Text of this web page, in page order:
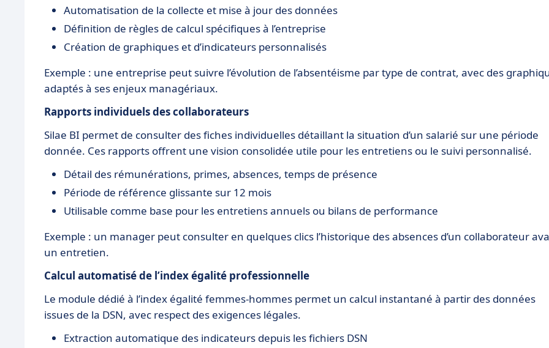
Automatisation de la collecte et mise à jour des données
Définition de règles de calcul spécifiques à l’entreprise
Création de graphiques et d’indicateurs personnalisés
Exemple : une entreprise peut suivre l’évolution de l’absentéisme par type de contrat, avec des
adaptés à ses enjeux managériaux.
Rapports individuels des collaborateurs
Silae BI permet de consulter des fiches individuelles détaillant la situation d’un salarié sur une période
donnée. Ces rapports offrent une vision consolidée utile pour les entretiens ou le suivi personnalisé.
Détail des rémunérations, primes, absences, temps de présence
Période de référence glissante sur 12 mois
Utilisable comme base pour les entretiens annuels ou bilans de performance
Exemple : un manager peut consulter en quelques clics l’historique des absences d’un collaborateur
un entretien.
Calcul automatisé de l’index égalité professionnelle
Le module dédié à l’index égalité femmes-hommes permet un calcul instantané à partir des données
issues de la DSN, avec respect des exigences légales.
Extraction automatique des indicateurs depuis les fichiers DSN